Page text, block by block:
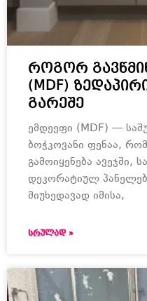
როგორ
(MDF)
გარეშე
ემდეეფი (MDF) —
ბოჭკოვანი ფენაა,
გამოიყენება ავეჯში,
დეკორატიულ
მიუხედავად იმისა,
ᲡᲠᲣᲚᲐᲓ »